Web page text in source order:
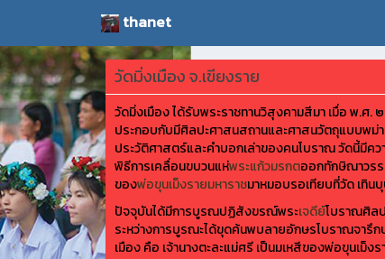
thanet
วัดมิ่งเมือง จ.เขียงราย
วัดมิ่งเมือง ได้รับพระราชทานวิสุงคามสีมา เมื่อ พ.ศ.
ประกอบกับมีศิลปะศาสนสถานและศาสนวัตถุแบบพม่า
ประวัติศาสตร์และคำบอกเล่าของคนโบราณ วัดนี้มีค
พิธีการเคลื่อนขบวนแห่พระแก้วมรกตออกทักษิณาวรร
ของพ่อขุนเม็งรายมหาราชมาหมอบรอเทียบที่วัด เทิน
ปัจจุบันได้มีการบูรณปฏิสังขรณ์พระเจดีย์โบราณศิล
ระหว่างการบูรณะได้ขุดค้นพบลายอักษรโบราณจารึก
เมือง คือ เจ้านางตะละแม่ศรี เป็นมเหสีของพ่อขุนเม็